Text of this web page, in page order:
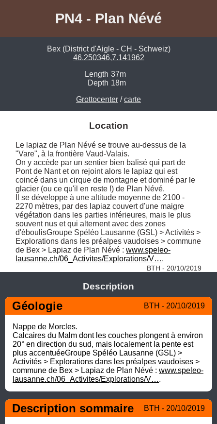
PN4 - Plan Névé
Bex (District d'Aigle - CH - Schweiz)
46.250346,7.141962
Length 37m
Depth 18m
Grottocenter /carte
Location
Le lapiaz de Plan Névé se trouve au-dessus de la
"Vare", à la frontière Vaud-Valais.
On y accède par un sentier bien balisé qui part de
Pont de Nant et on rejoint alors le lapiaz qui est
coincé dans un cirque de montagne et dominé par le
glacier (ou ce qu'il en reste !) de Plan Névé.
Il se développe à une altitude moyenne de 2100 -
2270 mètres, par des lapiaz couvert d'une maigre
végétation dans les parties inférieures, mais le plus
souvent nus et qui alternent avec des zones
d'éboulisGroupe Spéléo Lausanne (GSL) > Activités >
Explorations dans les préalpes vaudoises > commune
de Bex > Lapiaz de Plan Névé : www.speleo-
lausanne.ch/06_Activites/Explorations/V….
BTH - 20/10/2019
Description
Géologie BTH - 20/10/2019
Nappe de Morcles.
Calcaires du Malm dont les couches plongent à environ
20° en direction du sud, mais localement la pente est
plus accentuéeGroupe Spéléo Lausanne (GSL) >
Activités > Explorations dans les préalpes vaudoises >
commune de Bex > Lapiaz de Plan Névé : www.speleo-
lausanne.ch/06_Activites/Explorations/V….
Description sommaire BTH - 20/10/2019